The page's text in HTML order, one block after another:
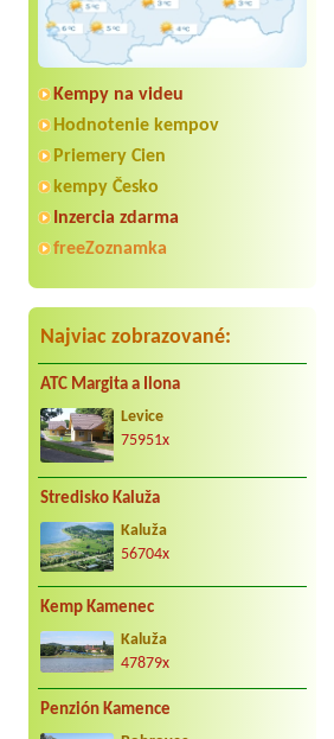
Kempy na videu
Hodnotenie kempov
Priemery Cien
kempy Česko
Inzercia zdarma
freeZoznamka
Najviac zobrazované:
ATC Margita a Ilona
Levice
75951x
Stredisko Kaluža
Kaluža
56704x
Kemp Kamenec
Kaluža
47879x
Penzión Kamence